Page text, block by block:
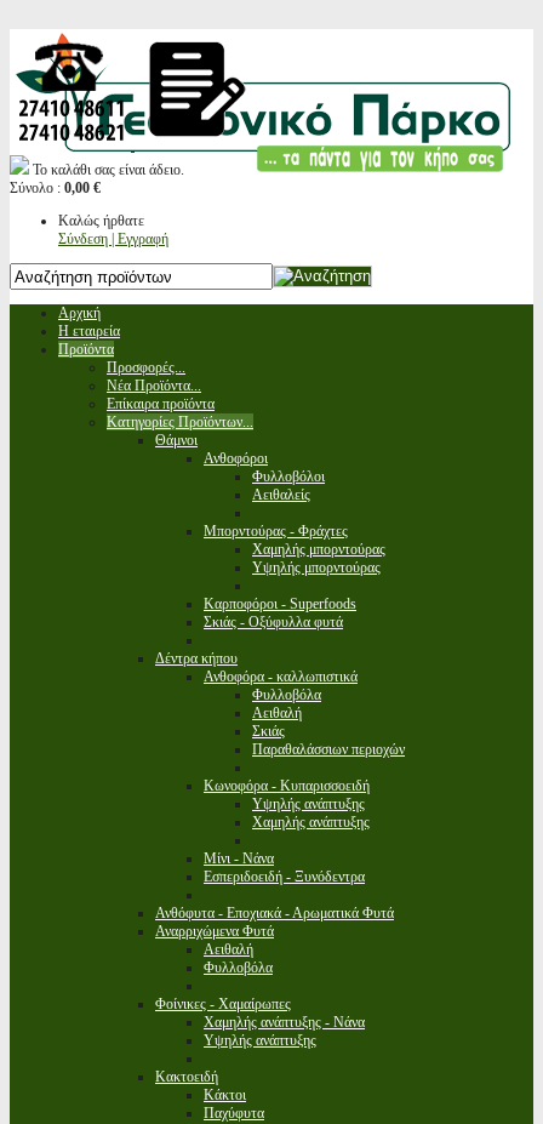
Το καλάθι σας είναι άδειο.
Σύνολο : 0,00 €
Καλώς ήρθατε
Σύνδεση | Εγγραφή
Αρχική
Η εταιρεία
Προϊόντα
Προσφορές...
Νέα Προϊόντα...
Επίκαιρα προϊόντα
Κατηγορίες Προϊόντων...
Θάμνοι
Ανθοφόροι
Φυλλοβόλοι
Αειθαλείς
Μπορντούρας - Φράχτες
Χαμηλής μπορντούρας
Υψηλής μπορντούρας
Καρποφόροι - Superfoods
Σκιάς - Οξύφυλλα φυτά
Δέντρα κήπου
Ανθοφόρα - καλλωπιστικά
Φυλλοβόλα
Αειθαλή
Σκιάς
Παραθαλάσσιων περιοχών
Κωνοφόρα - Κυπαρισσοειδή
Υψηλής ανάπτυξης
Χαμηλής ανάπτυξης
Μίνι - Νάνα
Εσπεριδοειδή - Ξυνόδεντρα
Ανθόφυτα - Εποχιακά - Αρωματικά Φυτά
Αναρριχώμενα Φυτά
Αειθαλή
Φυλλοβόλα
Φοίνικες - Χαμαίρωπες
Χαμηλής ανάπτυξης - Νάνα
Υψηλής ανάπτυξης
Κακτοειδή
Κάκτοι
Παχύφυτα